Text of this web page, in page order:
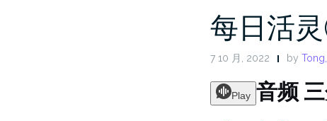
每日活灵
7 10 月, 2022 by
Play 音频